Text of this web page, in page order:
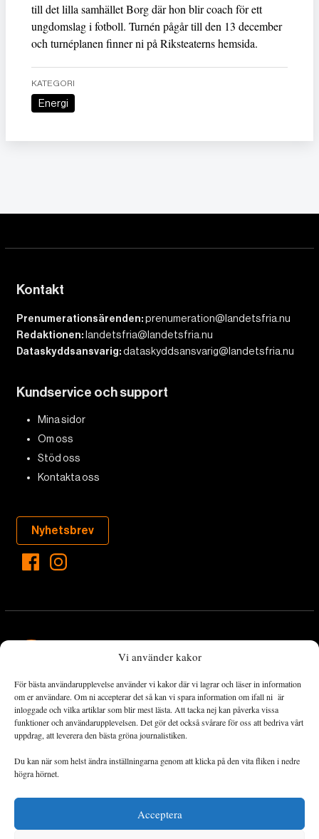
Vi använder kakor
För bästa användarupplevelse använder vi kakor där vi lagrar och läser in information
om er användare. Om ni accepterar det så kan vi spara information om ifall ni är
inloggade och vilka artiklar som blir mest lästa. Att tacka nej kan påverka vissa
funktioner och användarupplevelsen. Det gör det också svårare för oss att bedriva vårt
uppdrag, att leverera den bästa gröna journalistiken.
Du kan när som helst ändra inställningarna genom att klicka på den vita fliken i nedre
högra hörnet.
Acceptera
till det lilla samhället Borg där hon blir coach för ett
ungdomslag i fotboll. Turnén pågår till den 13 december
och turnéplanen finner ni på Riksteaterns hemsida.
KATEGORI
Energi
Kontakt
Prenumerationsärenden:prenumeration@landetsfria.nu
Redaktionen: landetsfria@landetsfria.nu
Dataskyddsansvarig:dataskyddsansvarig@landetsfria.nu
Kundservice och support
Mina sidor
Om oss
Stöd oss
Kontakta oss
Nyhetsbrev
Landets Fria Tidning är en nyhetstidning med bred bevakning av
det viktigaste som händer lokalt och globalt och med fokus på
omställningsrörelsen. En omställning till ett hållbart samhälle går
både via starka och lika rättigheter för alla människor, minskade
ekonomiska och sociala klyftor, samt utrymme för allt levande att
utvecklas och frodas.